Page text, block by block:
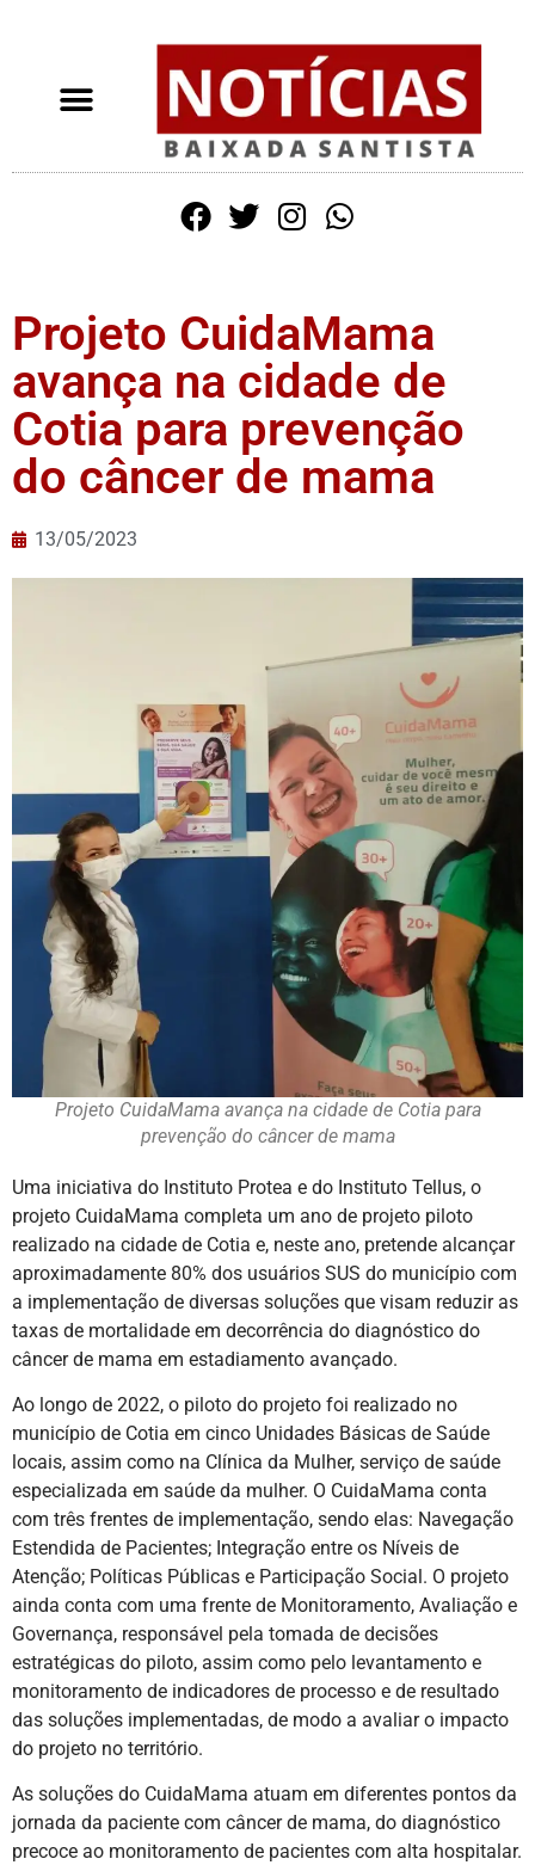
Projeto CuidaMama
avança na cidade de
Cotia para prevenção
do câncer de mama
13/05/2023
Projeto CuidaMama avança na cidade de Cotia para
prevenção do câncer de mama
Uma iniciativa do Instituto Protea e do Instituto Tellus, o
projeto CuidaMama completa um ano de projeto piloto
realizado na cidade de Cotia e, neste ano, pretende alcançar
aproximadamente 80% dos usuários SUS do município com
a implementação de diversas soluções que visam reduzir as
taxas de mortalidade em decorrência do diagnóstico do
câncer de mama em estadiamento avançado.
Ao longo de 2022, o piloto do projeto foi realizado no
município de Cotia em cinco Unidades Básicas de Saúde
locais, assim como na Clínica da Mulher, serviço de saúde
especializada em saúde da mulher. O CuidaMama conta
com três frentes de implementação, sendo elas: Navegação
Estendida de Pacientes; Integração entre os Níveis de
Atenção; Políticas Públicas e Participação Social. O projeto
ainda conta com uma frente de Monitoramento, Avaliação e
Governança, responsável pela tomada de decisões
estratégicas do piloto, assim como pelo levantamento e
monitoramento de indicadores de processo e de resultado
das soluções implementadas, de modo a avaliar o impacto
do projeto no território.
As soluções do CuidaMama atuam em diferentes pontos da
jornada da paciente com câncer de mama, do diagnóstico
precoce ao monitoramento de pacientes com alta hospitalar.